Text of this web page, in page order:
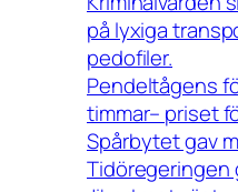
på lyxiga
pedofiler.
Pendeltågens
timmar– priset
Spårbytet gav
Tidöregeringen